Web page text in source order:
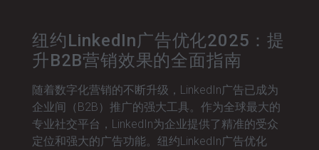
纽约LinkedIn广告优化2025：提
升B2B营销效果的全面指南
随着数字化营销的不断升级，LinkedIn广告已成为
企业间（B2B）推广的强大工具。作为全球最大的
专业社交平台，LinkedIn为企业提供了精准的受众
定位和强大的广告功能。纽约LinkedIn广告优化